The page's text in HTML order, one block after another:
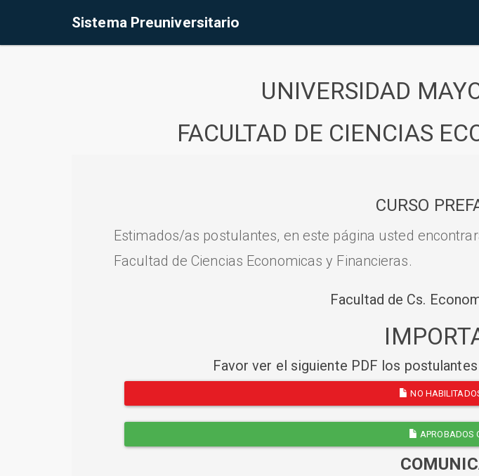
Sistema Preuniversitario
UNIVERSIDAD
FACULTAD DE CIENCIAS
CURSO
Estimados/as postulantes, en este página usted
Facultad de Ciencias Economicas y Financieras.
Facultad de Cs.
Favor ver el siguiente PDF los
NO
APROBADOS